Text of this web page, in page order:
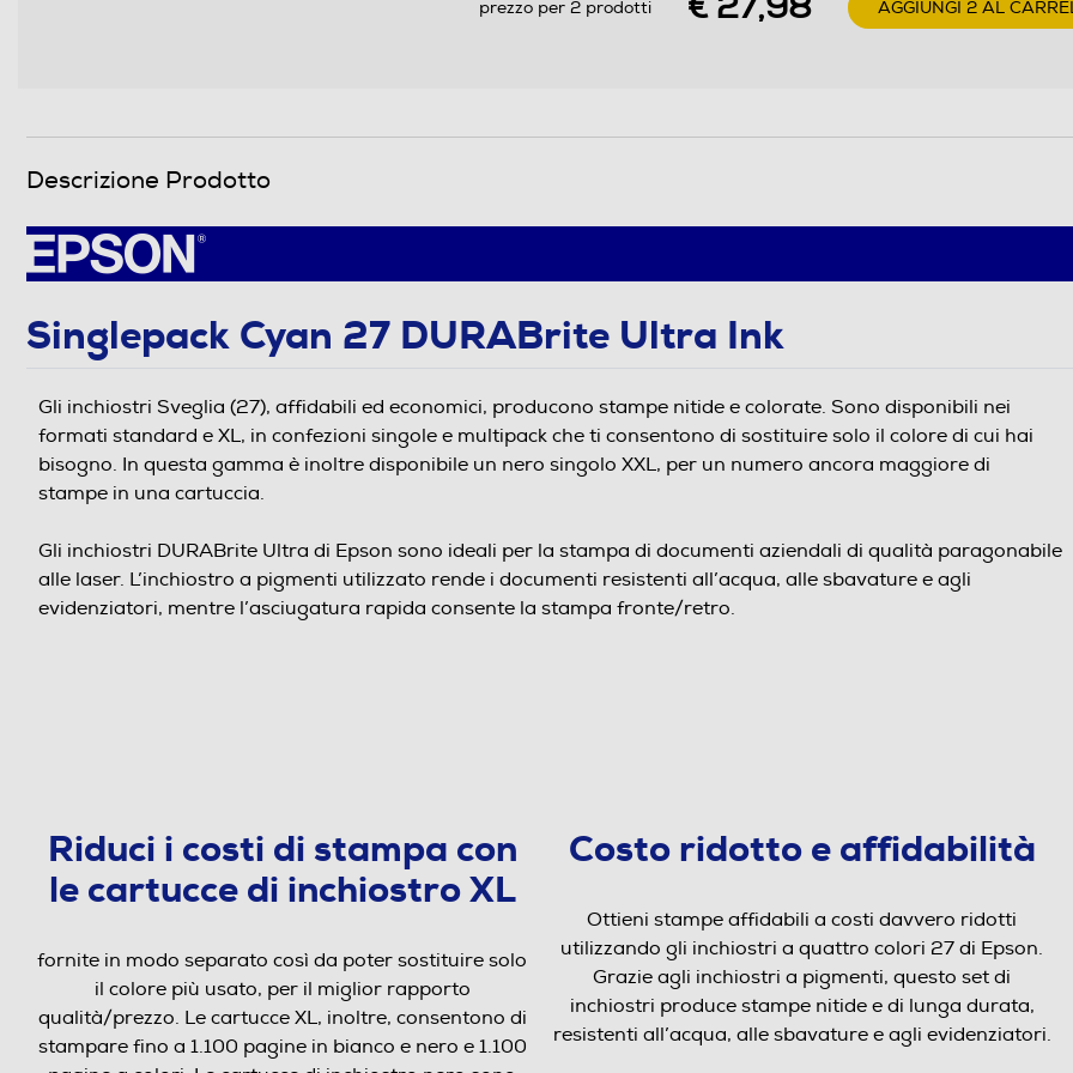
prezzo per 2 prodotti AGGIUNGI 2 AL
Descrizione Prodotto
Singlepack Cyan 27 DURABrite Ultra Ink
Gli inchiostri Sveglia (27), affidabili ed economici, producono stampe nitide e colorate. Sono disponibili nei
formati standard e XL, in confezioni singole e multipack che ti consentono di sostituire solo il colore di cui hai
bisogno. In questa gamma è inoltre disponibile un nero singolo XXL, per un numero ancora maggiore di
stampe in una cartuccia.
Gli inchiostri DURABrite Ultra di Epson sono ideali per la stampa di documenti aziendali di qualità paragonabile
alle laser. L’inchiostro a pigmenti utilizzato rende i documenti resistenti all’acqua, alle sbavature e agli
evidenziatori, mentre l’asciugatura rapida consente la stampa fronte/retro.
Riduci i costi di stampa con
le cartucce di inchiostro XL
fornite in modo separato così da poter sostituire solo
il colore più usato, per il miglior rapporto
qualità/prezzo. Le cartucce XL, inoltre, consentono di
stampare fino a 1.100 pagine in bianco e nero e 1.100
Costo ridotto e affidabilità
Ottieni stampe affidabili a costi davvero ridotti
utilizzando gli inchiostri a quattro colori 27 di Epson.
Grazie agli inchiostri a pigmenti, questo set di
inchiostri produce stampe nitide e di lunga durata,
resistenti all’acqua, alle sbavature e agli evidenziatori.